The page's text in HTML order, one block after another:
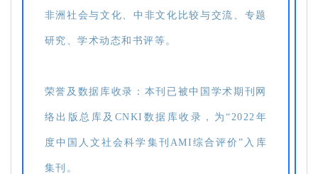
非洲社会与文化、中非文化比较与交流、专题
研究、学术动态和书评等。
荣誉及数据库收录：本刊已被中国学术期刊网
络出版总库及CNKI数据库收录，为“2022年
度中国人文社会科学集刊AMI综合评价”入库
集刊。